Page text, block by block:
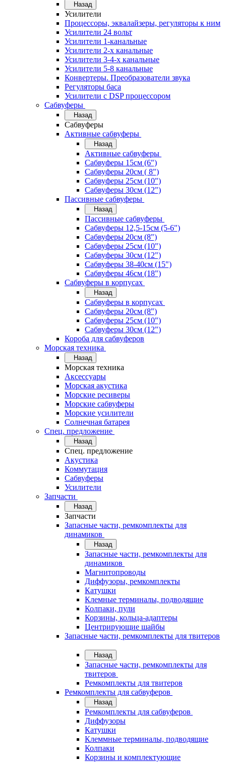
Назад
Усилители
Процессоры, эквалайзеры, регуляторы к ним
Усилители 24 вольт
Усилители 1-канальные
Усилители 2-х канальные
Усилители 3-4-х канальные
Усилители 5-8 канальные
Конвертеры. Преобразователи звука
Регуляторы баса
Усилители с DSP процессором
Сабвуферы
Назад
Сабвуферы
Активные сабвуферы
Назад
Активные сабвуферы
Сабвуферы 15см (6")
Сабвуферы 20см ( 8")
Сабвуферы 25см (10")
Сабвуферы 30см (12")
Пассивные сабвуферы
Назад
Пассивные сабвуферы
Сабвуферы 12,5-15см (5-6")
Сабвуферы 20см (8")
Сабвуферы 25см (10")
Сабвуферы 30см (12")
Сабвуферы 38-40см (15")
Сабвуферы 46см (18")
Сабвуферы в корпусах
Назад
Сабвуферы в корпусах
Сабвуферы 20см (8")
Сабвуферы 25см (10")
Сабвуферы 30см (12")
Короба для сабвуферов
Морская техника
Назад
Морская техника
Аксессуары
Морская акустика
Морские ресиверы
Морские сабвуферы
Морские усилители
Солнечная батарея
Спец. предложение
Назад
Спец. предложение
Акустика
Коммутация
Сабвуферы
Усилители
Запчасти
Назад
Запчасти
Запасные части, ремкомплекты для
динамиков
Назад
Запасные части, ремкомплекты для
динамиков
Магнитопроводы
Диффузоры, ремкомплекты
Катушки
Клемные терминалы, подводящие
Колпаки, пули
Корзины, кольца-адаптеры
Центрирующие шайбы
Запасные части, ремкомплекты для твитеров
Назад
Запасные части, ремкомплекты для
твитеров
Ремкомплекты для твитеров
Ремкомплекты для сабвуферов
Назад
Ремкомплекты для сабвуферов
Диффузоры
Катушки
Клеммные терминалы, подводящие
Колпаки
Корзины и комплектующие